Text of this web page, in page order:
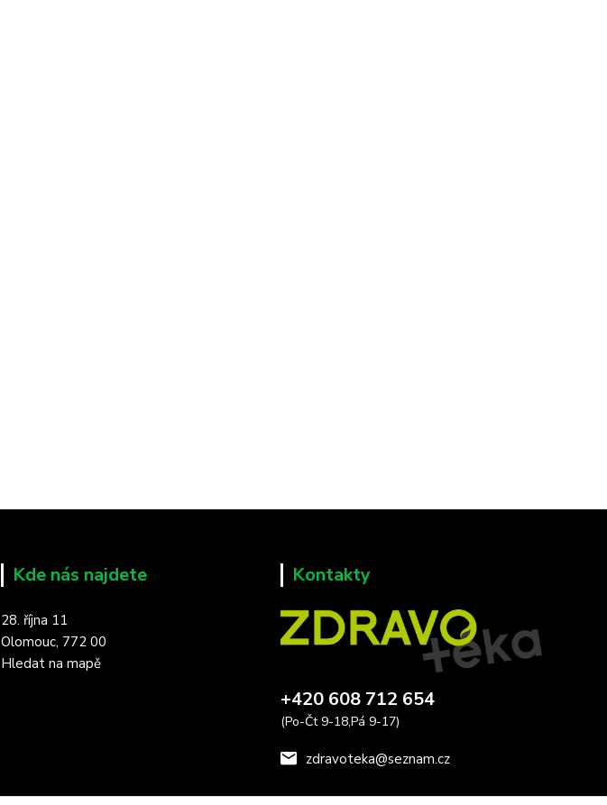
Kde nás najdete
28. října 11
Olomouc, 772 00
Hledat na mapě
Kontakty
+420 608 712 654
(Po-Čt 9-18,Pá 9-17)
zdravoteka@seznam.cz